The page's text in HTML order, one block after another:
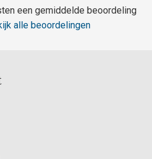
een gemiddelde beoordeling
alle beoordelingen